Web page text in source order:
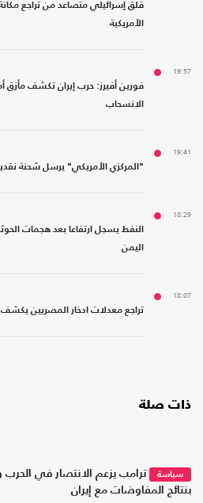
قلق إسرائيلي متصاعد من تراجع
الأمريكية
19:57
فورين أفيرز: حرب إيران تكشف
الانسحاب
19:41
"المركزي الأمريكي" يرسل شحنة
18:29
النفط يسجل ارتفاعا بعد هجمات
اليمن
18:07
تراجع معدلات ادخار المصريين
ذات صلة
سياسة
ترامب يزعم الانتصار في الحرب
بنتائج المفاوضات مع إيران